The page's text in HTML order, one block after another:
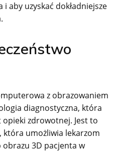
aby uzyskać dokładniejsze
z obrazowaniem
diagnostyczna, która
opieki zdrowotnej. Jest to
która umożliwia lekarzom
obrazu 3D pacjenta w